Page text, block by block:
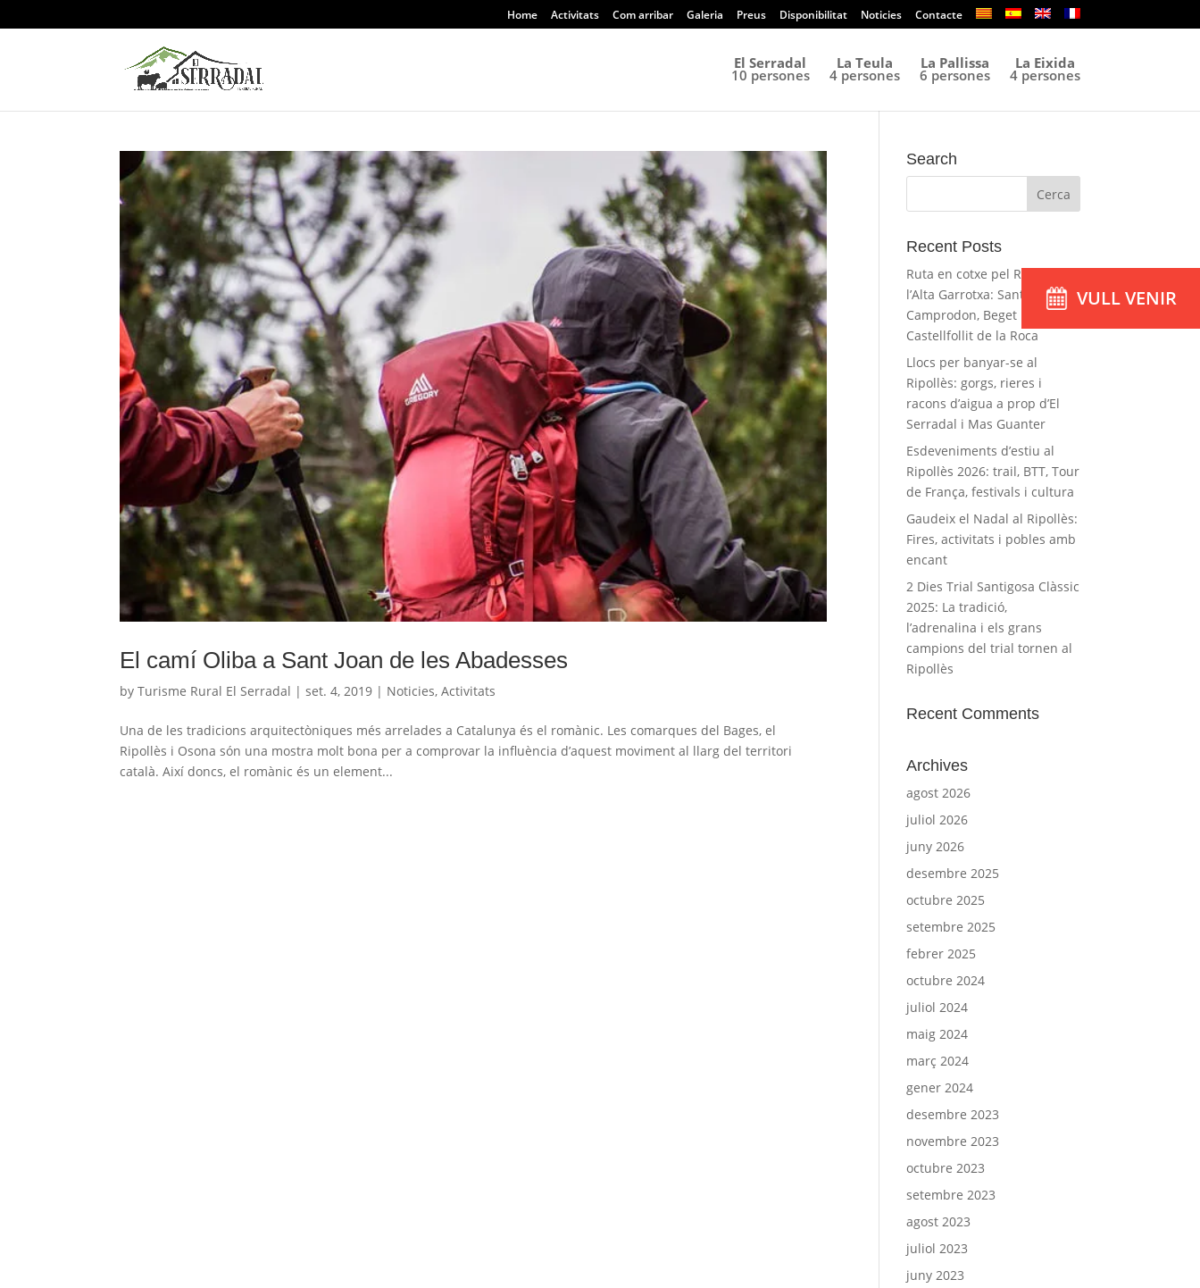
Home Activitats Com arribar Galeria Preus Disponibilitat Noticies Contacte
El Serradal
10 persones
La Teula
4 persones
La Pallissa
6 persones
La Eixida
4 persones
El camí Oliba a Sant Joan de les Abadesses
byTurisme Rural El Serradal |set. 4, 2019 | Noticies,Activitats
Una de les tradicions arquitectòniques més arrelades a Catalunya és el romànic. Les comarques del Bages, el
Ripollès i Osona són una mostra molt bona per a comprovar la influència d’aquest moviment al llarg del territori
català. Així doncs, el romànic és un element...
Search
Recent Posts
Ruta en cotxe pel Ripollès i
l’Alta Garrotxa: Sant Joan,
Camprodon, Beget i
Castellfollit de la Roca
Llocs per banyar-se al
Ripollès: gorgs, rieres i
racons d’aigua a prop d’El
Serradal i Mas Guanter
Esdeveniments d’estiu al
Ripollès 2026: trail, BTT, Tour
de França, festivals i cultura
Gaudeix el Nadal al Ripollès:
Fires, activitats i pobles amb
encant
2 Dies Trial Santigosa Clàssic
2025: La tradició,
l’adrenalina i els grans
campions del trial tornen al
Ripollès
Recent Comments
Archives
agost 2026
juliol 2026
juny 2026
desembre 2025
octubre 2025
setembre 2025
febrer 2025
octubre 2024
juliol 2024
maig 2024
març 2024
gener 2024
desembre 2023
novembre 2023
octubre 2023
setembre 2023
agost 2023
juliol 2023
juny 2023
VULL VENIR